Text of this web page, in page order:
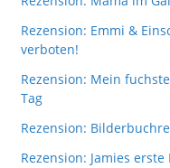
Rezension: Emmi &
verboten!
Rezension: Mein
Tag
Rezension:
Rezension: Jamies